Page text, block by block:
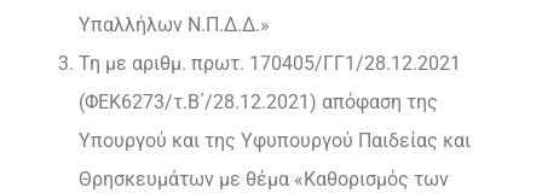
Υπαλλήλων Ν.Π.Δ.Δ.»
Τη με αριθμ. πρωτ. 170405/ΓΓ1/28.12.2021
(ΦΕΚ6273/τ.Β΄/28.12.2021) απόφαση της
Υπουργού και της Υφυπουργού Παιδείας και
Θρησκευμάτων με θέμα «Καθορισμός των